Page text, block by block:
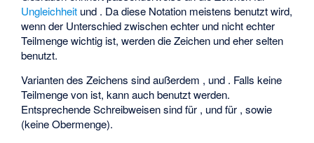
Ungleichheit und . Da diese Notation meistens benutzt wird,
wenn der Unterschied zwischen echter und nicht echter
Teilmenge wichtig ist, werden die Zeichen undeher selten
benutzt.
Varianten des Zeichenssind außerdem , und . Fallskeine
Teilmenge von ist, kann auchbenutzt werden.
Entsprechende Schreibweisen sindfür , undfür , sowie
(keine Obermenge).